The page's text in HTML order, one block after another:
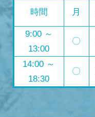
時間 月
9:00 ～
13:00
〇
14:00 ～
18:30
〇